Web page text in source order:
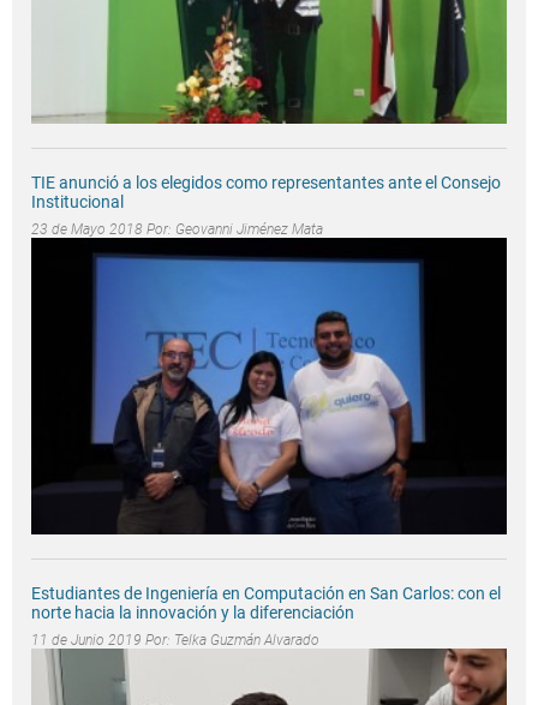
TIE anunció a los elegidos como representantes ante el Consejo
Institucional
23 de Mayo 2018 Por: Geovanni Jiménez Mata
Estudiantes de Ingeniería en Computación en San Carlos: con el
norte hacia la innovación y la diferenciación
11 de Junio 2019 Por: Telka Guzmán Alvarado